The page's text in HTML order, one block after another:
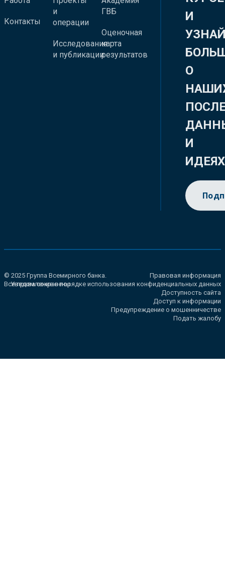
Контакты
и
операции
Исследования
и публикации
ГВБ
Оценочная
карта
результатов
И
О
И
ИДЕЯХ
© 2025 Группа Всемирного банка.
Все права сохранены.
Правовая информация
Уведомление о порядке использования конфиденциальных данных
Доступность сайта
Доступ к информации
Предупреждение о мошенничестве
Подать жалобу